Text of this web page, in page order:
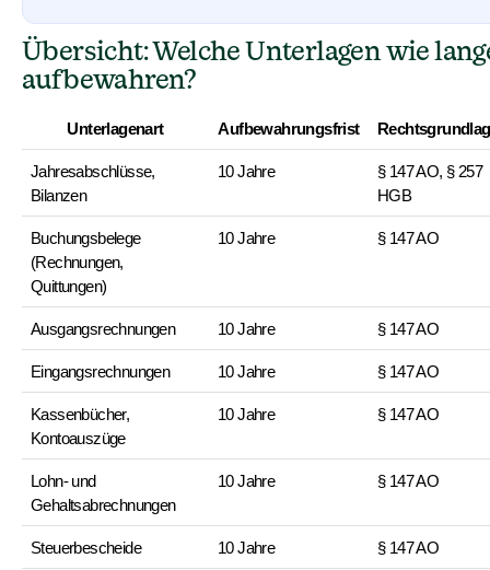
Übersicht: Welche Unterlagen wie
aufbewahren?
Unterlagenart Aufbewahrungsfrist
Jahresabschlüsse,
Bilanzen
10 Jahre
§ 147 AO, § 257
HGB
Buchungsbelege
(Rechnungen,
Quittungen)
10 Jahre § 147 AO
Ausgangsrechnungen 10 Jahre § 147 AO
Eingangsrechnungen 10 Jahre § 147 AO
Kassenbücher,
Kontoauszüge
10 Jahre § 147 AO
Lohn- und
Gehaltsabrechnungen
10 Jahre § 147 AO
Steuerbescheide 10 Jahre § 147 AO